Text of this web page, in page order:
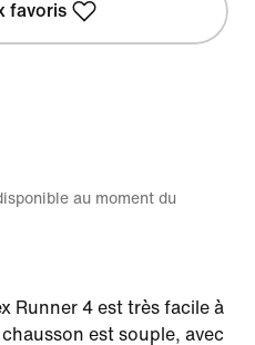
favoris
au moment du
Runner 4 est très facile à
est souple, avec